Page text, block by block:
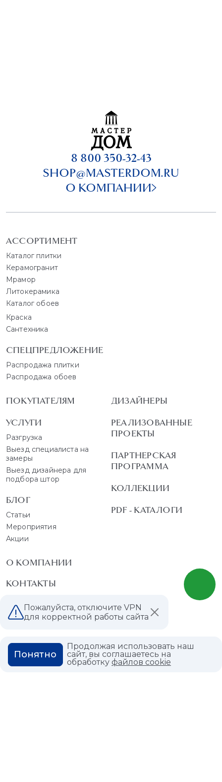
8 800 350-32-43
SHOP@MASTERDOM.RU
О КОМПАНИИ
АССОРТИМЕНТ
Каталог плитки
Керамогранит
Мрамор
Литокерамика
Каталог обоев
Краска
Сантехника
СПЕЦПРЕДЛОЖЕНИЕ
Распродажа плитки
Распродажа обоев
ПОКУПАТЕЛЯМ
УСЛУГИ
Разгрузка
Выезд специалиста на
замеры
Выезд дизайнера для
подбора штор
БЛОГ
Статьи
Мероприятия
Акции
ДИЗАЙНЕРЫ
РЕАЛИЗОВАННЫЕ
ПРОЕКТЫ
ПАРТНЕРСКАЯ
ПРОГРАММА
КОЛЛЕКЦИИ
PDF - КАТАЛОГИ
О КОМПАНИИ
КОНТАКТЫ
МАГАЗИНЫ
ВАКАНСИИ
ВОПРОС ОТВЕТ
Пожалуйста, отключите VPN
для корректной работы сайта
Продолжая использовать наш
сайт, вы соглашаетесь на
обработкуфайлов cookie
Понятно